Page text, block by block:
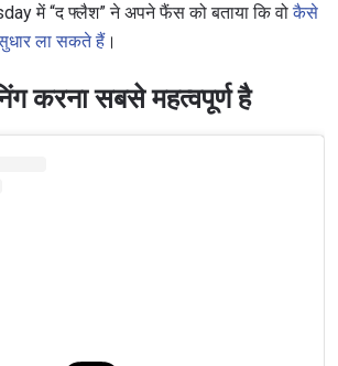
में “द फ्लैश” ने अपने फैंस को बताया कि वोकैसे
ला सकते हैं।
करना सबसे महत्वपूर्ण है